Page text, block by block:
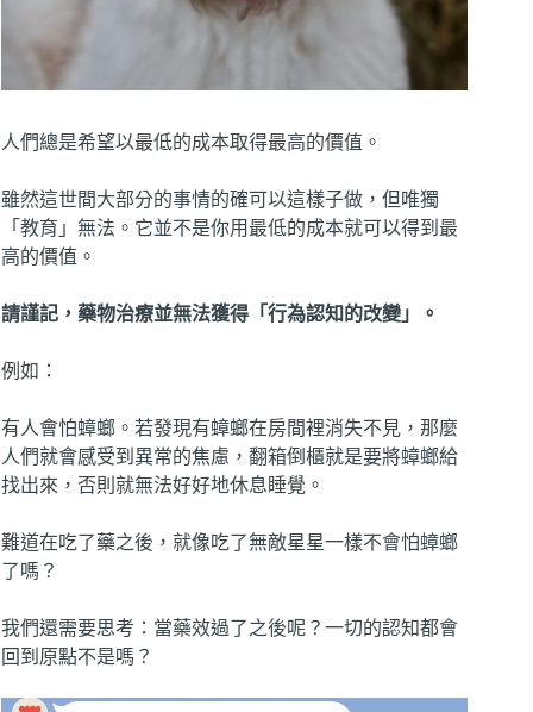
人們總是希望以最低的成本取得最高的價值。
雖然這世間大部分的事情的確可以這樣子做，但唯獨
「教育」無法。它並不是你用最低的成本就可以得到最
高的價值。
請謹記，藥物治療並無法獲得「行為認知的改變」。
例如：
有人會怕蟑螂。若發現有蟑螂在房間裡消失不見，那麼
人們就會感受到異常的焦慮，翻箱倒櫃就是要將蟑螂給
找出來，否則就無法好好地休息睡覺。
難道在吃了藥之後，就像吃了無敵星星一樣不會怕蟑螂
了嗎？
我們還需要思考：當藥效過了之後呢？一切的認知都會
回到原點不是嗎？